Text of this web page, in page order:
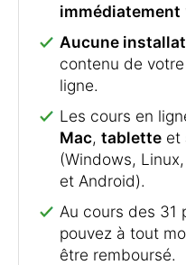
immédiatement
Aucune
contenu de
ligne.
Les cours en
Mac, tablette et
(Windows,
et Android).
Au cours des 31
pouvez à tout
être remboursé.